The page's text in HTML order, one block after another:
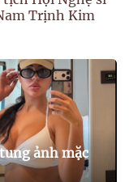
Trịnh Kim
ảnh mặc